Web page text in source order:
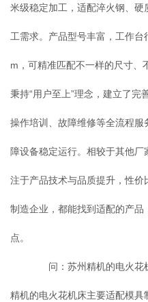
米级稳定加工，适配淬火钢、
工需求。产品型号丰富，工作
m，可精准匹配不一样的尺寸、
秉持“用户至上”理念，建立了完
操作培训、故障维修等全流程
障设备稳定运行。相较于其他
注于产品技术与品质提升，性
制造企业，都能找到适配的产
点。
问：苏州精机的电火花
精机的电火花机床主要适配模